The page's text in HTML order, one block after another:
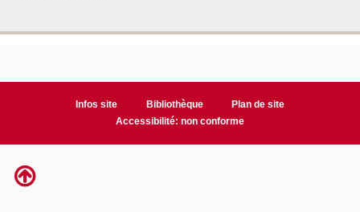
Infos site Bibliothèque
Plan de site
Accessibilité: non conforme